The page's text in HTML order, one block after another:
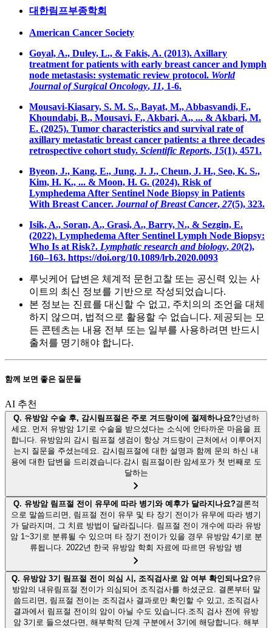
대한림프부종학회
American Cancer Society
Goyal, A., Duley, L., & Fakis, A. (2013). Axillary
treatment for patients with early breast cancer and lymph
node metastasis: systematic review protocol. World
Journal of Surgical Oncology, 11, 1-6.
Mousavi-Kiasary, S. M. S., Bayat, M., Abbasvandi, F.,
Khoundabi, B., Mousavi, F., Akbari, A., ... & Akbari, M.
E. (2025). Tumor characteristics and survival rate of
axillary metastatic breast cancer patients: a three decades
retrospective cohort study. Scientific Reports, 15(1), 4571.
Byeon, J., Kang, E., Jung, J. J., Cheun, J. H., Seo, K. S.,
Kim, H. K., ... & Moon, H. G. (2024). Risk of
Lymphedema After Sentinel Node Biopsy in Patients
With Breast Cancer. Journal of Breast Cancer, 27(5), 323.
Isik, A., Soran, A., Grasi, A., Barry, N., & Sezgin, E.
(2022). Lymphedema After Sentinel Lymph Node Biopsy:
Who Is at Risk?. Lymphatic research and biology, 20(2),
160–163. https://doi.org/10.1089/lrb.2020.0093
루닛케어 답변은 체계적 문헌고찰 또는 공신력 있는 사
이트의 최신 정보를 기반으로 작성되었습니다.
본 정보는 진료를 대신할 수 없고, 주치의의 조언을 대체
하지 않으며, 법적으로 활용할 수 없습니다. 제공되는 모
든 콘텐츠는 내용 전부 또는 일부를 사용하려면 반드시
출처를 명기해야 합니다.
함께 보면 좋은 질문들
AI 추천
Q. 유방암 수술 후, 감시림프절은 주로 겨드랑이에 절제하나요?안녕하
세요. 먼저 유방암 1기로 수술을 받으셨다는 소식에 안타까운 마음을 표
합니다. 유방암의 감시 림프절 생검이 항상 겨드랑이 근처에서 이루어지
는지 질문을 주셨는데요. 감시림프절에 대한 설명과 함께 문의 하신 내
용에 대한 답변을 드리겠습니다.감시 림프절이란 암세포가 첫 번째로 도
달하는
Q. 유방암 림프절 전이 유무에 따라 병기와 예후가 달라지나요?결론적
으로 말씀드리면, 림프절 전이 유무 및 타 장기 전이가 유무에 따라 병기
가 달라지며, 그 치료 방법이 달라집니다. 림프절 전이 개수에 따라 유방
암 1~3기로 분류될 수 있으며 타 장기 전이가 있을 경우 유방암 4기로 분
류됩니다. 2022년 한국 유방암 학회 자료에 따르면 유방암 병
Q. 유방암 3기 림프절 전이 의심 시, 조직검사로 암 여부 확인되나요?유
방암의 내유림프절 전이가 의심되어 조직검사를 하셨군요. 결론부터 말
씀드리면, 림프절 전이는 조직검사 결과로만 확인할 수 있고, 조직검사
결과에서 림프절 전이의 암이 아닐 수도 있습니다.조직 검사 전에 유방
암 3기로 들으셨다면, 해부학적 단계 구분에서 3기에 해당합니다. 해부